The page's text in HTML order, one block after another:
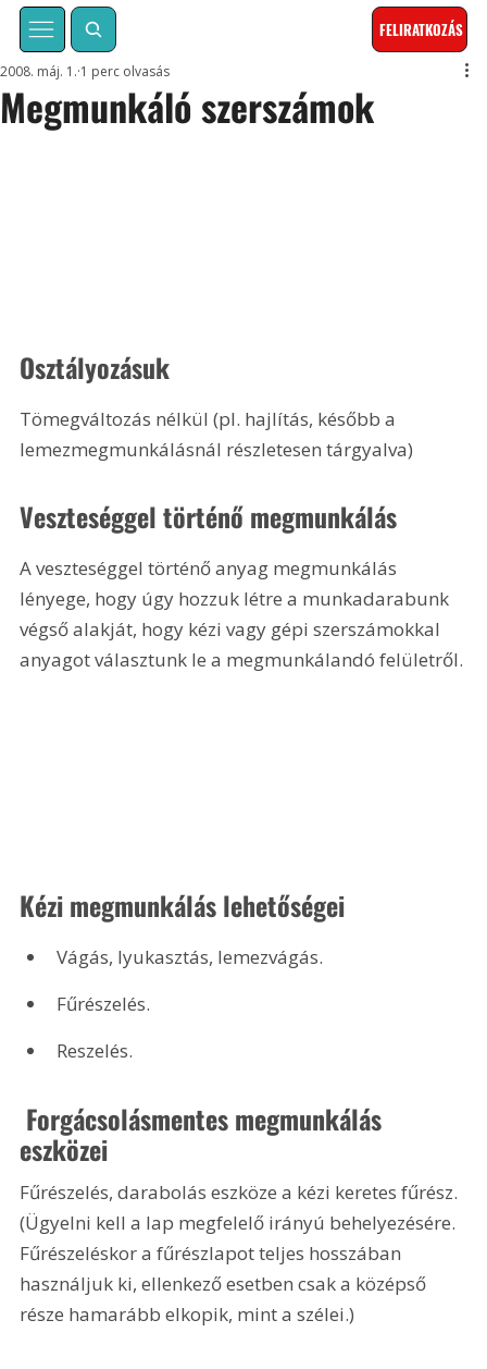
FELIRATKOZÁS
Megmunkáló szerszámok
2008. máj. 1. 1 perc olvasás
Osztályozásuk
Tömegváltozás nélkül (pl. hajlítás, később a
lemezmegmunkálásnál részletesen tárgyalva)
Veszteséggel történő megmunkálás
A veszteséggel történő anyag megmunkálás
lényege, hogy úgy hozzuk létre a munkadarabunk
végső alakját, hogy kézi vagy gépi szerszámokkal
anyagot választunk le a megmunkálandó felületről.
Kézi megmunkálás lehetőségei
Vágás, lyukasztás, lemezvágás.
Fűrészelés.
Reszelés.
eszközei
Fűrészelés, darabolás eszköze a kézi keretes fűrész.
(Ügyelni kell a lap megfelelő irányú behelyezésére.
Fűrészeléskor a fűrészlapot teljes hosszában
használjuk ki, ellenkező esetben csak a középső
része hamarább elkopik, mint a szélei.)